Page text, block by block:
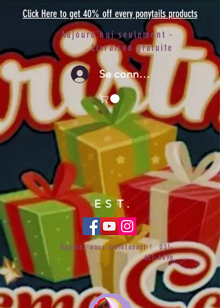
Click Here to get 40% off every ponytails products
Aujourd'hui seulement -
Livraison gratuite
Se connecter
EST.
Appelez-nous maintenant !031-
651-6696